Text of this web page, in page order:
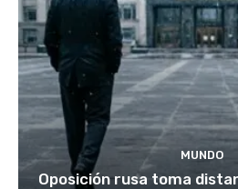
MUNDO
Oposición rusa toma